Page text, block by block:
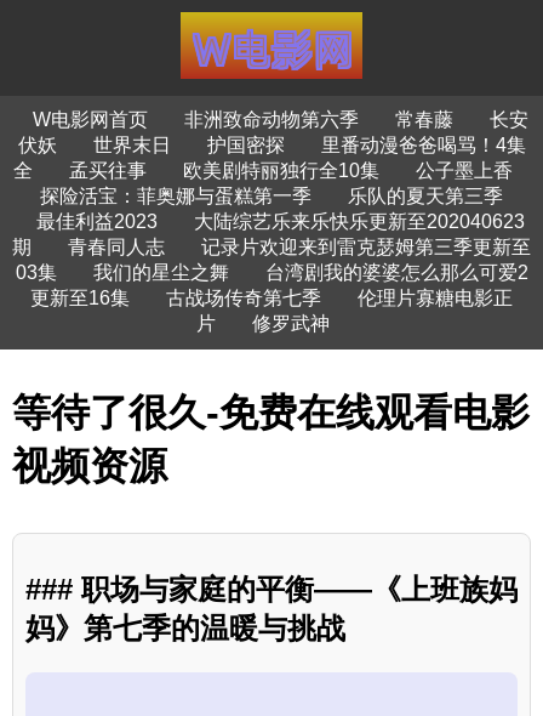
W电影网首页 非洲致命动物第六季 常春藤
长安
伏妖
世界末日 护国密探
里番动漫爸爸喝骂！4集
全
孟买往事 欧美剧特丽独行全10集
公子墨上香
探险活宝：菲奥娜与蛋糕第一季
乐队的夏天第三季
最佳利益2023
大陆综艺乐来乐快乐更新至202040623
期
青春同人志
记录片欢迎来到雷克瑟姆第三季更新至
03集
我们的星尘之舞
台湾剧我的婆婆怎么那么可爱2
更新至16集
古战场传奇第七季
伦理片寡糖电影正
片
修罗武神
等待了很久-免费在线观看电影
视频资源
### 职场与家庭的平衡——《上班族妈
妈》第七季的温暖与挑战